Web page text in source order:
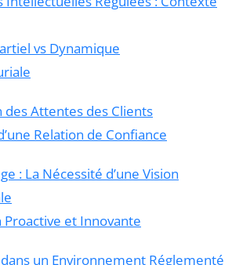
vs Dynamique
Attentes des Clients
Relation de Confiance
: La Nécessité d’une Vision
Proactive et Innovante
un Environnement Réglementé